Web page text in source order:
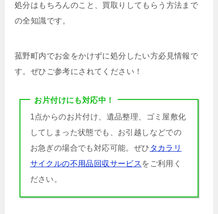
処分はもちろんのこと、買取りしてもらう方法まで
の全知識です。
菰野町内でお金をかけずに処分したい方必見情報で
す。ぜひご参考にされてください！
お片付けにも対応中！
1点からのお片付け、遺品整理、ゴミ屋敷化
してしまった状態でも、お引越しなどでの
お急ぎの場合でも対応可能。ぜひ タカラリ
サイクルの不用品回収サービス をご利用く
ださい。